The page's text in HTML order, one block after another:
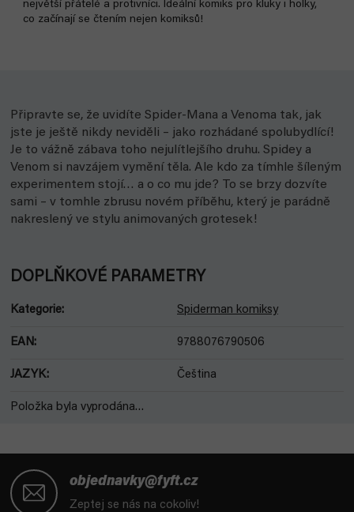
největší přátelé a protivníci. Ideální komiks pro kluky i holky,
co začínají se čtením nejen komiksů!
Připravte se, že uvidíte Spider-Mana a Venoma tak, jak
jste je ještě nikdy neviděli – jako rozhádané spolubydlící!
Je to vážně zábava toho nejulítlejšího druhu. Spidey a
Venom si navzájem vymění těla. Ale kdo za tímhle šíleným
experimentem stojí… a o co mu jde? To se brzy dozvíte
sami – v tomhle zbrusu novém příběhu, který je parádně
nakreslený ve stylu animovaných grotesek!
DOPLŇKOVÉ PARAMETRY
Kategorie: Spiderman komiksy
EAN: 9788076790506
JAZYK: Čeština
Položka byla vyprodána…
objednavky@fyft.cz
Zeptej se nás na cokoliv!